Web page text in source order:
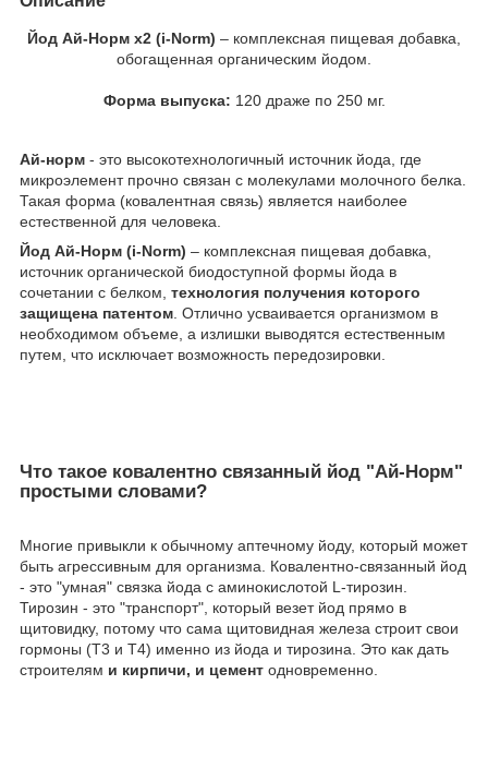
Йод Ай-Норм х2 (i-Norm) – комплексная пищевая добавка,
обогащенная органическим йодом.
Форма выпуска: 120 драже по 250 мг.
Ай-норм - это высокотехнологичный источник йода, где
микроэлемент прочно связан с молекулами молочного белка.
Такая форма (ковалентная связь) является наиболее
естественной для человека.
Йод Ай-Норм (i-Norm) – комплексная пищевая добавка,
источник органической биодоступной формы йода в
сочетании с белком, технология получения которого
защищена патентом . Отлично усваивается организмом в
необходимом объеме, а излишки выводятся естественным
путем, что исключает возможность передозировки.
Что такое ковалентно связанный йод "Ай-Норм"
простыми словами?
​Многие привыкли к обычному аптечному йоду, который может
быть агрессивным для организма. Ковалентно-связанный йод
- это "умная" связка йода с аминокислотой L-тирозин.
Тирозин - это "транспорт", который везет йод прямо в
щитовидку, потому что сама щитовидная железа строит свои
гормоны (Т3 и Т4) именно из йода и тирозина. Это как дать
строителям и кирпичи, и цемент одновременно.